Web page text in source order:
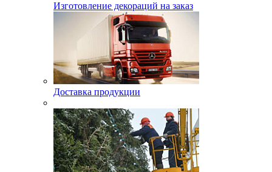
Изготовление декораций на заказ
Доставка продукции